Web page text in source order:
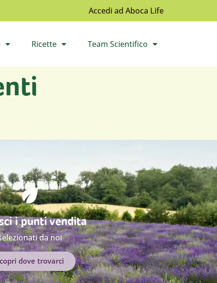
Accedi ad Aboca Life
Apri il sottomenù
Ricette Apri il sottomenù
Team Scientifico
i punti vendita
da noi
dove trovarci